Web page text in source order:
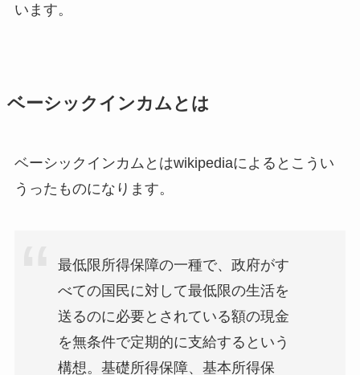
います。
ベーシックインカムとは
ベーシックインカムとはwikipediaによるとこうい
うったものになります。
最低限所得保障の一種で、政府がす
べての国民に対して最低限の生活を
送るのに必要とされている額の現金
を無条件で定期的に支給するという
構想。基礎所得保障、基本所得保